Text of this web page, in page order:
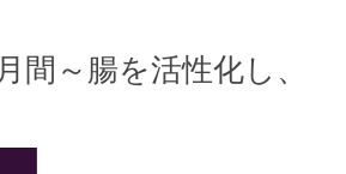
～腸を活性化し、